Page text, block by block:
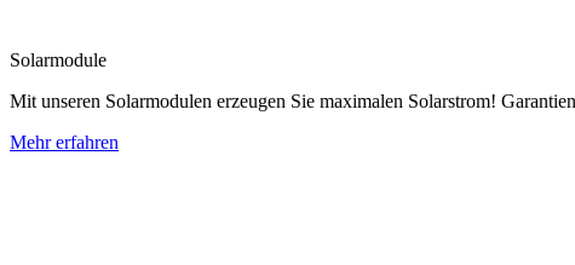
Solarmodule
Mit unseren Solarmodulen erzeugen Sie maximalen Solarstrom!
Mehr erfahren